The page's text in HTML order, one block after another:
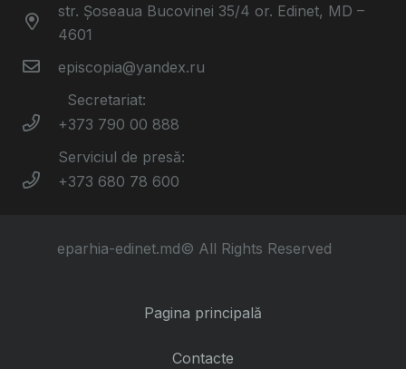
str. Șoseaua Bucovinei 35/4 or. Edinet, MD –
4601
episcopia@yandex.ru
Secretariat:
+373 790 00 888
Serviciul de presă:
+373 680 78 600
eparhia-edinet.md© All Rights Reserved
Pagina principală
Contacte